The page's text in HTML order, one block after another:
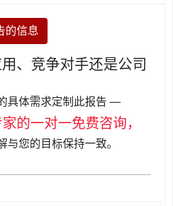
的信息
、竞争对手还是公司
具体需求定制此报告 —
的一对一免费咨询，
与您的目标保持一致。